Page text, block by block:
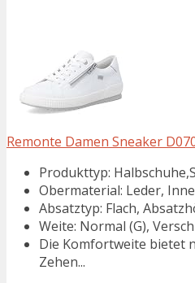
Remonte Damen Sneaker
Produkttyp:
Obermaterial: Leder,
Absatztyp: Flach,
Weite: Normal (G),
Die Komfortweite bietet
Zehen...